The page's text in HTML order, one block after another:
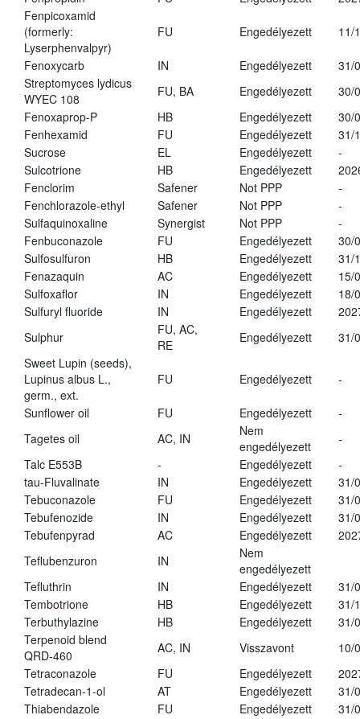
Fenpicoxamid
(formerly:
Lyserphenvalpyr)
FU Engedélyezett 11/
Fenoxycarb IN Engedélyezett
31/
Streptomyces lydicus
WYEC 108
FU, BA Engedélyezett
30/
Fenoxaprop-P
HB Engedélyezett
30/
Fenhexamid
FU Engedélyezett
31/
Sucrose
EL Engedélyezett
-
Sulcotrione
HB Engedélyezett
Fenclorim
Safener Not PPP
-
Fenchlorazole-ethyl
Safener Not PPP
-
Sulfaquinoxaline
Synergist Not PPP
-
Fenbuconazole
FU Engedélyezett
30/
Sulfosulfuron
HB Engedélyezett
31/
Fenazaquin
AC Engedélyezett
15/
Sulfoxaflor
IN Engedélyezett
18/
Sulfuryl fluoride
IN Engedélyezett
Sulphur
FU, AC,
RE
Engedélyezett
31/
Sweet Lupin (seeds),
Lupinus albus L.,
germ., ext.
FU Engedélyezett -
Sunflower oil FU Engedélyezett
-
Tagetes oil
AC, IN
Nem
engedélyezett
-
Talc E553B
- Engedélyezett
-
tau-Fluvalinate
IN Engedélyezett
31/
Tebuconazole
FU Engedélyezett
31/
Tebufenozide
IN Engedélyezett
31/
Tebufenpyrad
AC Engedélyezett
Teflubenzuron
IN
Nem
engedélyezett
Tefluthrin
IN Engedélyezett
31/
Tembotrione
HB Engedélyezett
31/
Terbuthylazine
HB Engedélyezett
31/
Terpenoid blend
QRD-460
AC, IN Visszavont
10/
Tetraconazole
FU Engedélyezett
Tetradecan-1-ol
AT Engedélyezett
31/
Thiabendazole
FU Engedélyezett
31/